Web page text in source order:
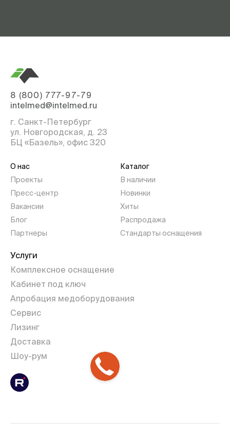
8 (800) 777-97-79
intelmed@intelmed.ru
г. Санкт-Петербург
ул. Новгородская, д. 23
БЦ «Базель», офис 320
О нас
Проекты
Пресс-центр
Вакансии
Блог
Партнеры
Каталог
В наличии
Новинки
Хиты
Распродажа
Стандарты оснащения
Услуги
Комплексное оснащение
Кабинет под ключ
Апробация медоборудования
Сервис
Лизинг
Доставка
Шоу-рум